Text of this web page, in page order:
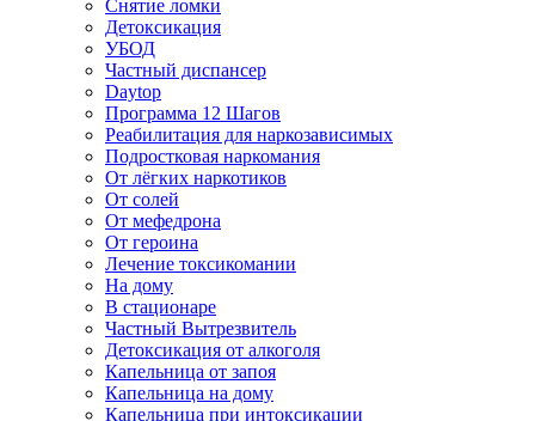
Снятие ломки
Детоксикация
УБОД
Частный диспансер
Daytop
Программа 12 Шагов
Реабилитация для наркозависимых
Подростковая наркомания
От лёгких наркотиков
От солей
От мефедрона
От героина
Лечение токсикомании
На дому
В стационаре
Частный Вытрезвитель
Детоксикация от алкоголя
Капельница от запоя
Капельница на дому
Капельница при интоксикации